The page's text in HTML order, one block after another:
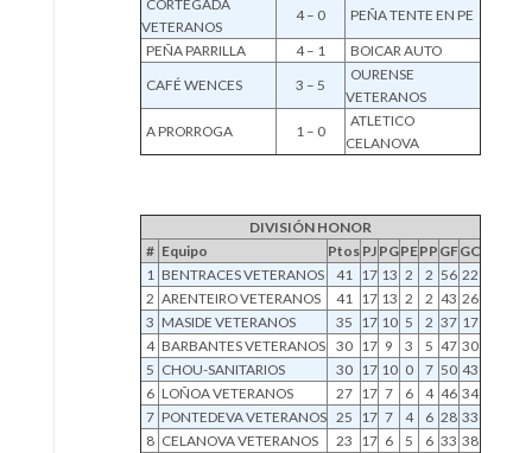
CORTEGADA
VETERANOS
4 – 0
PEÑA TENTE EN PE
PEÑA PARRILLA
4 – 1
BOICAR AUTO
CAFÉ WENCES
3 – 5
OURENSE
VETERANOS
A PRORROGA
1 – 0
ATLETICO
CELANOVA
DIVISIÓN HONOR
# Equipo Ptos PJ PGPEPP GFGC
1 BENTRACES VETERANOS 41 17 13 2 2 56 22
2 ARENTEIRO VETERANOS 41 17 13 2 2 43 26
3 MASIDE VETERANOS 35 17 10 5 2 37 17
4 BARBANTES VETERANOS 30 17 9 3 5 47 30
5 CHOU-SANITARIOS 30 17 10 0 7 50 43
6 LOÑOA VETERANOS 27 17 7 6 4 46 34
7 PONTEDEVA VETERANOS 25 17 7 4 6 28 33
8 CELANOVA VETERANOS 23 17 6 5 6 33 38